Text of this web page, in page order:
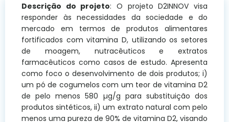
Descrição do projeto: O projeto D2INNOV visa
responder às necessidades da sociedade e do
mercado em termos de produtos alimentares
fortificados com vitamina D, utilizando os setores
de moagem, nutracêuticos e extratos
farmacêuticos como casos de estudo. Apresenta
como foco o desenvolvimento de dois produtos; i)
um pó de cogumelos com um teor de vitamina D2
de pelo menos 580 µg/g para substituição dos
produtos sintéticos, ii) um extrato natural com pelo
menos uma pureza de 90% de vitamina D2, visando